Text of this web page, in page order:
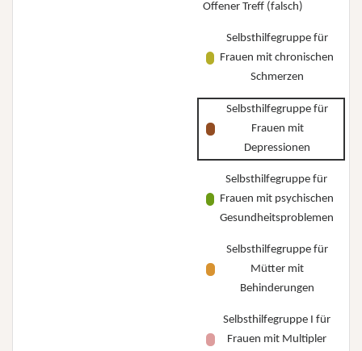
Offener Treff (falsch)
Selbsthilfegruppe für
Frauen mit chronischen
Schmerzen
Selbsthilfegruppe für
Frauen mit
Depressionen
Selbsthilfegruppe für
Frauen mit psychischen
Gesundheitsproblemen
Selbsthilfegruppe für
Mütter mit
Behinderungen
Selbsthilfegruppe I für
Frauen mit Multipler